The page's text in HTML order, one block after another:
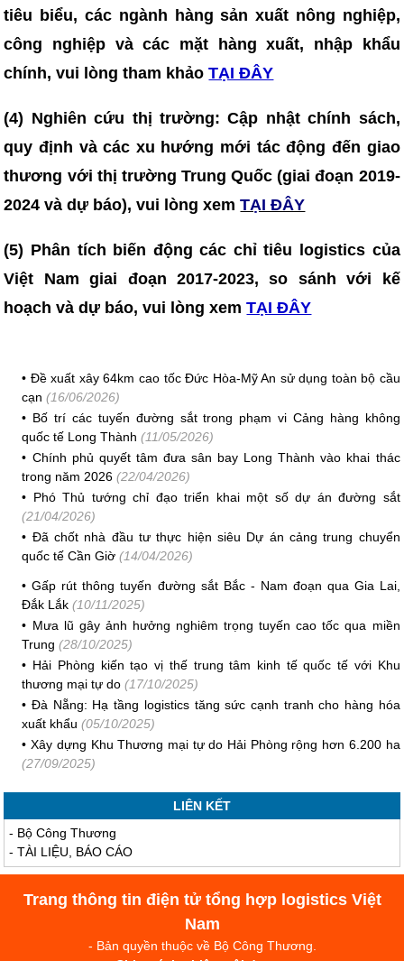
tiêu biểu, các ngành hàng sản xuất nông nghiệp,
công nghiệp và các mặt hàng xuất, nhập khẩu
chính, vui lòng tham khảo TẠI ĐÂY
(4) Nghiên cứu thị trường: Cập nhật chính sách,
quy định và các xu hướng mới tác động đến giao
thương với thị trường Trung Quốc (giai đoạn 2019-
2024 và dự báo), vui lòng xemTẠI ĐÂY
(5) Phân tích biến động các chỉ tiêu logistics của
Việt Nam giai đoạn 2017-2023, so sánh với kế
hoạch và dự báo, vui lòng xemTẠI ĐÂY
• Đề xuất xây 64km cao tốc Đức Hòa-Mỹ An sử dụng toàn bộ cầu
cạn (16/06/2026)
• Bố trí các tuyến đường sắt trong phạm vi Cảng hàng không
quốc tế Long Thành (11/05/2026)
• Chính phủ quyết tâm đưa sân bay Long Thành vào khai thác
trong năm 2026 (22/04/2026)
• Phó Thủ tướng chỉ đạo triển khai một số dự án đường sắt
(21/04/2026)
• Đã chốt nhà đầu tư thực hiện siêu Dự án cảng trung chuyển
quốc tế Cần Giờ (14/04/2026)
•Gấp rút thông tuyến đường sắt Bắc - Nam đoạn qua Gia Lai,
Đắk Lắk (10/11/2025)
• Mưa lũ gây ảnh hưởng nghiêm trọng tuyến cao tốc qua miền
Trung (28/10/2025)
• Hải Phòng kiến tạo vị thế trung tâm kinh tế quốc tế với Khu
thương mại tự do (17/10/2025)
•Đà Nẵng: Hạ tầng logistics tăng sức cạnh tranh cho hàng hóa
xuất khẩu (05/10/2025)
•Xây dựng Khu Thương mại tự do Hải Phòng rộng hơn 6.200 ha
(27/09/2025)
LIÊN KẾT
- Bộ Công Thương
-TÀI LIỆU, BÁO CÁO
Trang thông tin điện tử tổng hợp logistics Việt
Nam
- Bản quyền thuộc về Bộ Công Thương.